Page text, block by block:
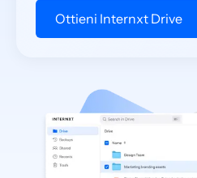
Ottieni Internxt Drive